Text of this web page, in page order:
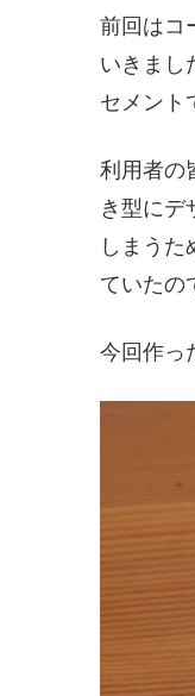
前回はコ
いきまし
セメント
利用者の
き型にデ
しまう
ていたの
今回作っ